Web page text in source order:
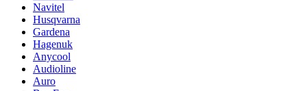
Navitel
Husqvarna
Gardena
Hagenuk
Anycool
Audioline
Auro